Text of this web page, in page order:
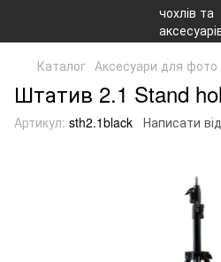
Каталог Аксесуари для фото
Штатив 2.1 Stand
Артикул: sth2.1black Написати